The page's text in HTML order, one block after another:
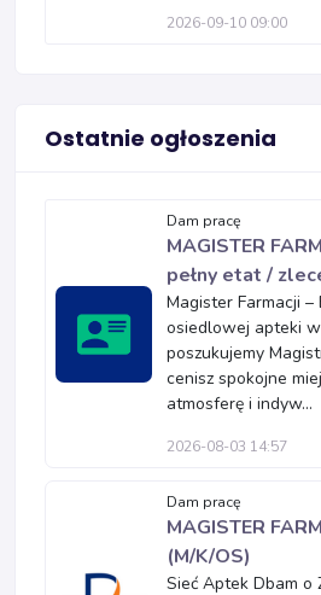
2026-09-10 09:00
Ostatnie ogłoszenia
Dam pracę
MAGISTER
pełny etat /
Magister Farmacji
osiedlowej apteki
poszukujemy
cenisz spokojne
atmosferę i indyw...
2026-08-03 14:57
Dam pracę
MAGISTER
(M/K/OS)
Sieć Aptek Dbam o